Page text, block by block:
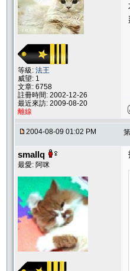
等級: 法王
威望: 1
文章: 6758
註冊時間: 2002-12-26
最近來訪: 2009-08-20
離線
2004-08-09 01:02 PM
smallq
最愛: 阿咪